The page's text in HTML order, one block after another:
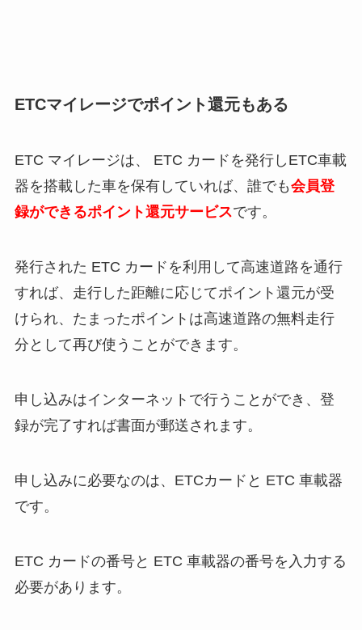
ETCマイレージでポイント還元もある
ETC マイレージは、 ETC カードを発行しETC車載
器を搭載した車を保有していれば、誰でも会員登
録ができるポイント還元サービスです。
発行された ETC カードを利用して高速道路を通行
すれば、走行した距離に応じてポイント還元が受
けられ、たまったポイントは高速道路の無料走行
分として再び使うことができます。
申し込みはインターネットで行うことができ、登
録が完了すれば書面が郵送されます。
申し込みに必要なのは、ETCカードと ETC 車載器
です。
ETC カードの番号と ETC 車載器の番号を入力する
必要があります。